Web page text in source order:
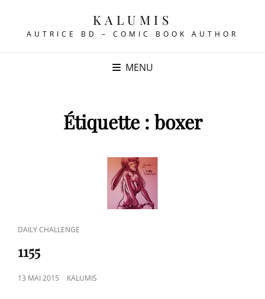
KALUMIS
AUTRICE BD – COMIC BOOK AUTHOR
MENU
Étiquette : boxer
CAT
DAILY CHALLENGE
1155
POSTED
13 MAI 2015 KALUMIS